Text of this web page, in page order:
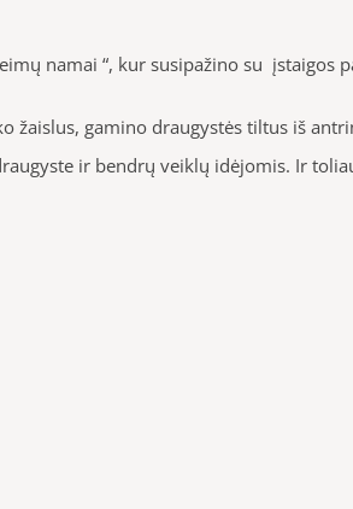
namai “, kur susipažino su
gamino draugystės tiltus iš
ir bendrų veiklų idėjomis. Ir